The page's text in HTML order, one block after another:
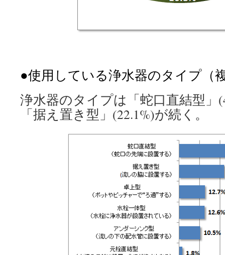
●使用している浄水器のタイプ（
浄水器のタイプは「蛇口直結型」
「据え置き型」(22.1%)が続く。